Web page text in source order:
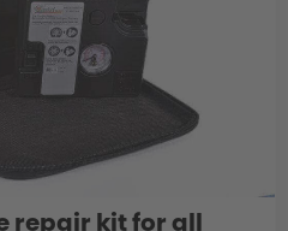
repair kit for all